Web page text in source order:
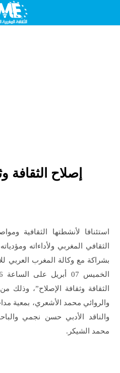
إصلاح الثقافة
استئنافا لأنشطتها الثقافية
الثقافي المغربي ولأداءاته
بشراكة مع وكالة المغرب العربي
الثقافة وثقافة الإصلاح”، وذلك
والروائي محمد الأشعري، بمعية
والناقد الأدبي حسن نجمي
محمد الشيكر.